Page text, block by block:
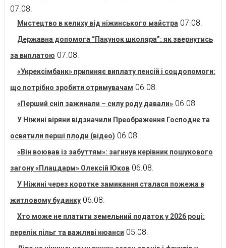
07.08.
Мистецтво в келиху від ніжинського майстра 07.08.
Державна допомога “Пакунок школяра”: як звернутись
за виплатою 07.08.
«Укрексімбанк» припиняє виплату пенсій і соцдопомоги:
що потрібно зробити отримувачам 06.08.
«Перший сніп зажинали – силу роду давали» 06.08.
У Ніжині віряни відзначили Преображення Господнє та
освятили перші плоди (відео) 06.08.
«Він воював із забуттям»: загинув керівник пошукового
загону «Плацдарм» Олексій Юков 06.08.
У Ніжині через коротке замикання сталася пожежа в
житловому будинку 06.08.
Хто може не платити земельний податок у 2026 році:
перелік пільг та важливі нюанси 05.08.